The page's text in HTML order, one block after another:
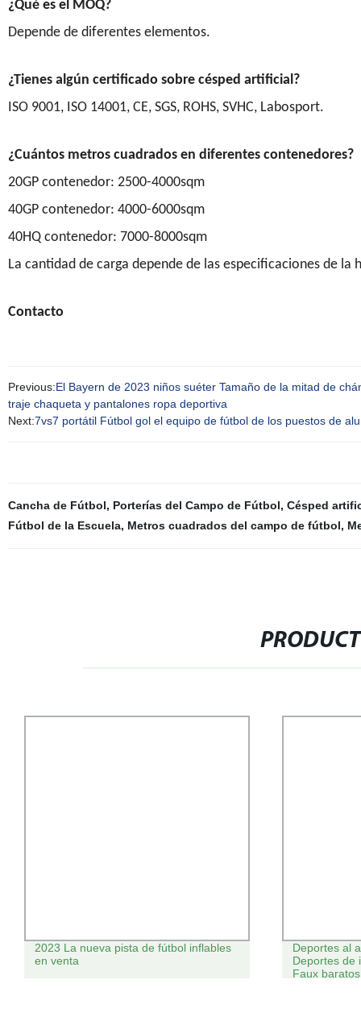
¿Qué es el MOQ?
Depende de diferentes elementos.
¿Tienes algún certificado sobre césped artificial?
ISO 9001, ISO 14001, CE, SGS, ROHS, SVHC, Labosport.
¿Cuántos metros cuadrados en diferentes contenedores?
20GP contenedor: 2500-4000sqm
40GP contenedor: 4000-6000sqm
40HQ contenedor: 7000-8000sqm
La cantidad de carga depende de las especificaciones de la
Contacto
Previous:El Bayern de 2023 niños suéter Tamaño de la mitad de
traje chaqueta y pantalones ropa deportiva
Next:7vs7 portátil Fútbol gol el equipo de fútbol de los puestos de
Cancha de Fútbol, Porterías del Campo de Fútbol, Césped
Fútbol de la Escuela, Metros cuadrados del campo de fútbol,
pista de fútbol inflables
Deportes al aire libre de
Deportes de interior
Faux baratos Fútbol Fútbol